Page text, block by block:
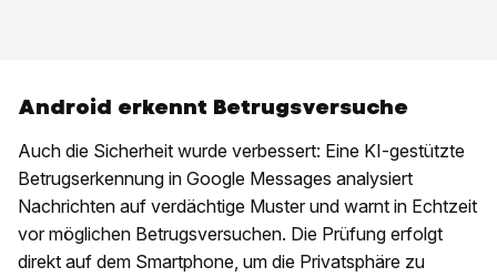
Android erkennt Betrugsversuche
Auch die Sicherheit wurde verbessert: Eine KI-gestützte
Betrugserkennung in Google Messages analysiert
Nachrichten auf verdächtige Muster und warnt in Echtzeit
vor möglichen Betrugsversuchen. Die Prüfung erfolgt
direkt auf dem Smartphone, um die Privatsphäre zu